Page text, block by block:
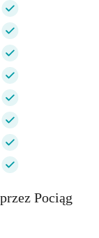
Pociąg